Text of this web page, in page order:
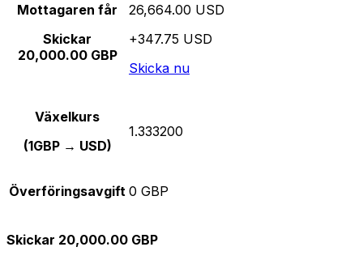
Mottagaren får
Skickar
20,000.00 GBP
26,664.00 USD
+347.75 USD
Skicka nu
Växelkurs
(1GBP → USD)
1.333200
Överföringsavgift 0 GBP
Skickar 20,000.00 GBP